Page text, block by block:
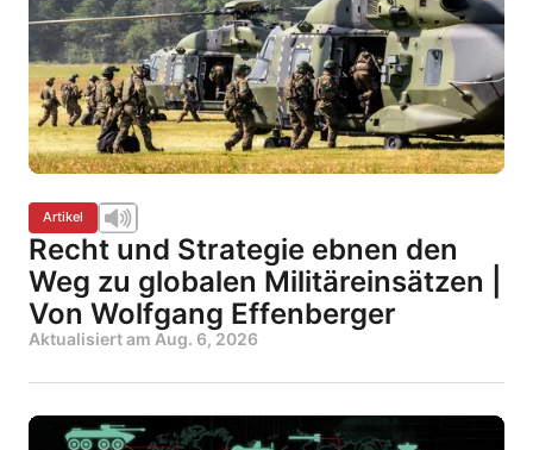
Artikel
Recht und Strategie ebnen den
Weg zu globalen Militäreinsätzen |
Von Wolfgang Effenberger
Aktualisiert am Aug. 6, 2026